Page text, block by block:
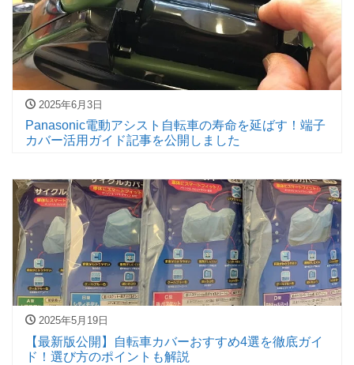
2025年6月3日
Panasonic電動アシスト自転車の寿命を延ばす！端子
カバー活用ガイド記事を公開しました
2025年5月19日
【最新版公開】自転車カバーおすすめ4選を徹底ガイ
ド！選び方のポイントも解説